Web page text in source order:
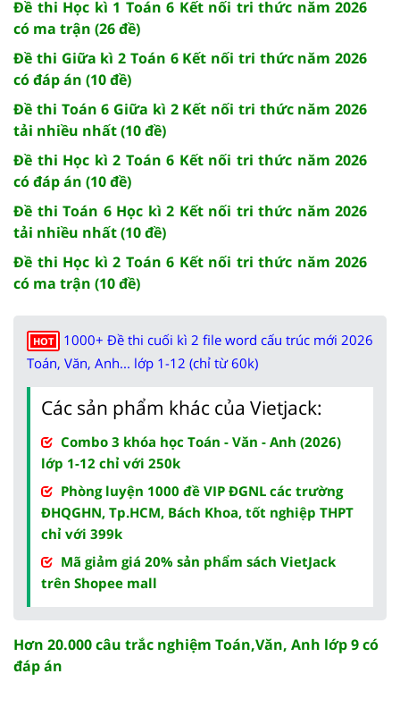
Đề thi Học kì 1 Toán 6 Kết nối tri thức năm 2026
có ma trận (26 đề)
Đề thi Giữa kì 2 Toán 6 Kết nối tri thức năm 2026
có đáp án (10 đề)
Đề thi Toán 6 Giữa kì 2 Kết nối tri thức năm 2026
tải nhiều nhất (10 đề)
Đề thi Học kì 2 Toán 6 Kết nối tri thức năm 2026
có đáp án (10 đề)
Đề thi Toán 6 Học kì 2 Kết nối tri thức năm 2026
tải nhiều nhất (10 đề)
Đề thi Học kì 2 Toán 6 Kết nối tri thức năm 2026
có ma trận (10 đề)
HOT
1000+ Đề thi cuối kì 2 file word cấu trúc mới 2026
Toán, Văn, Anh... lớp 1-12 (chỉ từ 60k)
Các sản phẩm khác của Vietjack:
Combo 3 khóa học Toán - Văn - Anh (2026)
lớp 1-12 chỉ với 250k
Phòng luyện 1000 đề VIP ĐGNL các trường
ĐHQGHN, Tp.HCM, Bách Khoa, tốt nghiệp THPT
chỉ với 399k
Mã giảm giá 20% sản phẩm sách VietJack
trên Shopee mall
Hơn 20.000 câu trắc nghiệm Toán,Văn, Anh lớp 9 có
đáp án